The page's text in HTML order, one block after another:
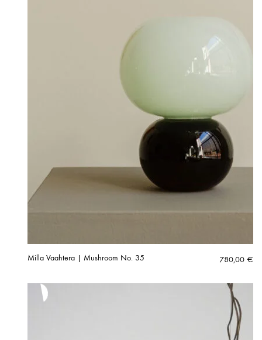
Milla Vaahtera | Mushroom No. 35 780,00 €